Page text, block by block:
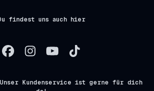
findest uns auch hier
Unser Kundenservice ist gerne für dich